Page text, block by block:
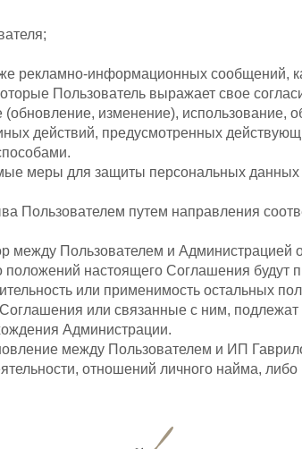
рекламно-информационных сообщений,
Пользователь выражает свое
изменение), использование,
действий, предусмотренных
меры для защиты персональных данных
Пользователем путем направления
между Пользователем и Администрацией
настоящего Соглашения
или применимость остальных
или связанные с ним,
Администрации.
между Пользователем и ИП
отношений личного найма,